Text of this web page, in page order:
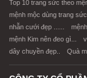
Top 10 trang sức theo
mệnh mộc dùng trang
nhẫn cưới đẹp ......
mệnh Kim nên đeo gì...
dây chuyền đẹp..
Quà